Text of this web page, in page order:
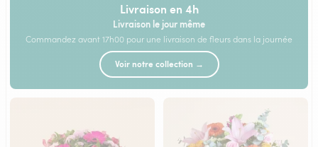
Livraison en 4h
Livraison le jour même
Commandez avant 17h00 pour une livraison de fleurs dans la journée
Voir notre collection →